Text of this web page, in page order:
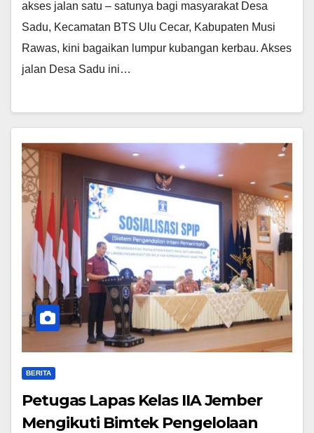
akses jalan satu – satunya bagi masyarakat Desa
Sadu, Kecamatan BTS Ulu Cecar, Kabupaten Musi
Rawas, kini bagaikan lumpur kubangan kerbau. Akses
jalan Desa Sadu ini…
BERITA
Petugas Lapas Kelas IIA Jember
Mengikuti Bimtek Pengelolaan